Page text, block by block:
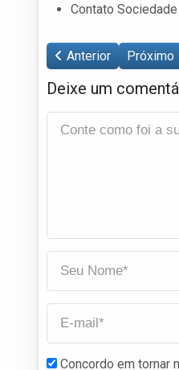
Contato
Anterior Próximo
Deixe um
Concordo em tornar